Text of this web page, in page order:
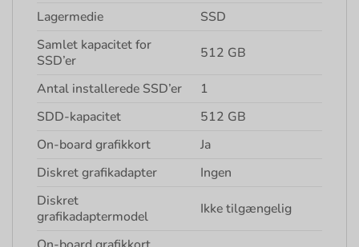
Lagermedie
SSD
Samlet kapacitet for
SSD’er
512 GB
Antal installerede SSD’er
1
SDD-kapacitet
512 GB
On-board grafikkort
Ja
Diskret grafikadapter
Ingen
Diskret
grafikadaptermodel
Ikke tilgængelig